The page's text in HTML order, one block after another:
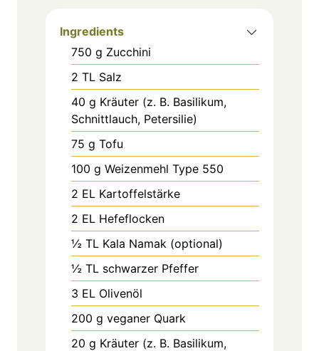
Ingredients
750 g Zucchini
2 TL Salz
40 g Kräuter (z. B. Basilikum,
Schnittlauch, Petersilie)
75 g Tofu
100 g Weizenmehl Type 550
2 EL Kartoffelstärke
2 EL Hefeflocken
½ TL Kala Namak (optional)
½ TL schwarzer Pfeffer
3 EL Olivenöl
200 g veganer Quark
20 g Kräuter (z. B. Basilikum,